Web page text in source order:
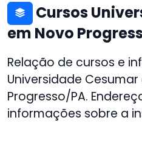
Cursos
em Novo
Relação de cursos e
Universidade
Progresso/PA.
informações sobre a